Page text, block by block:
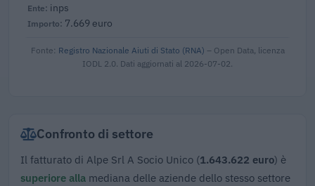
inps
7.669 euro
Fonte: Registro Nazionale Aiuti di Stato (RNA) – Open Data, licenza
IODL 2.0. Dati aggiornati al 2026-07-02.
Confronto di settore
Il fatturato di Alpe Srl A Socio Unico (1.643.622 euro) è
superiore alla mediana delle aziende dello stesso settore